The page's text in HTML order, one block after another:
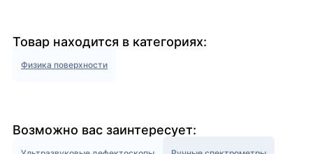
Товар находится в категориях:
Физика поверхности
Возможно вас заинтересует: